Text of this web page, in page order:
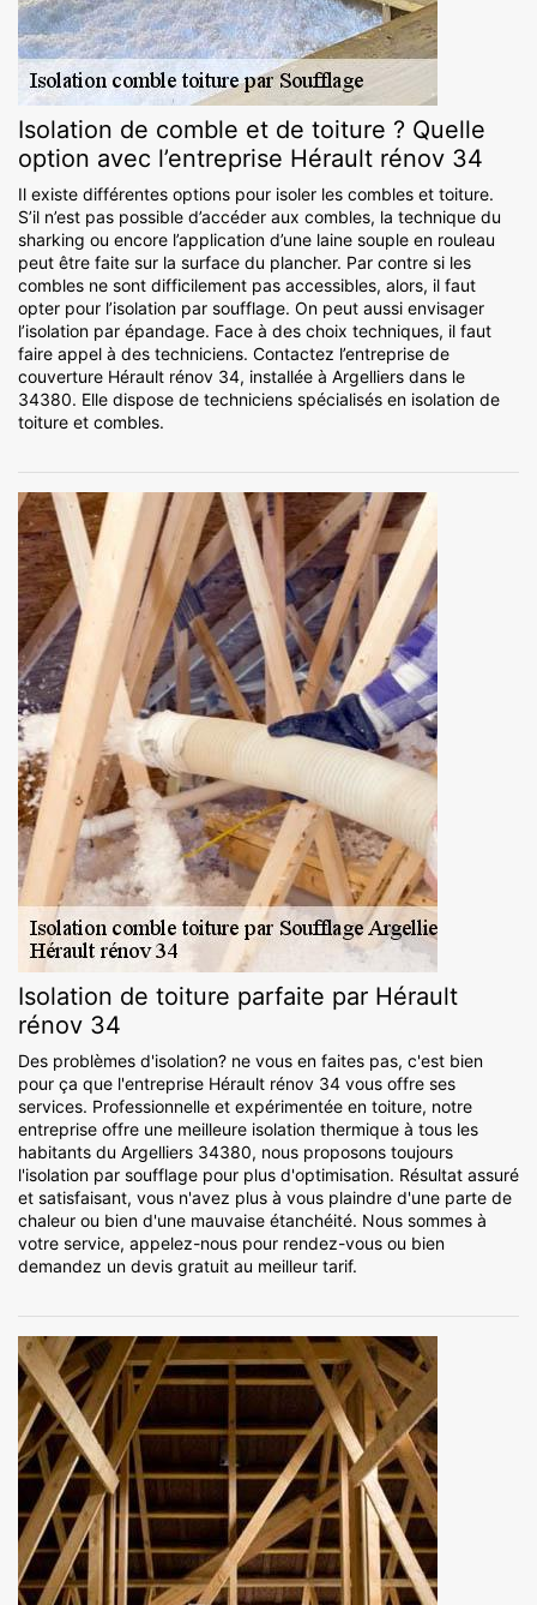
Isolation de comble et de toiture ? Quelle
option avec l’entreprise Hérault rénov 34
Il existe différentes options pour isoler les combles et toiture.
S’il n’est pas possible d’accéder aux combles, la technique du
sharking ou encore l’application d’une laine souple en rouleau
peut être faite sur la surface du plancher. Par contre si les
combles ne sont difficilement pas accessibles, alors, il faut
opter pour l’isolation par soufflage. On peut aussi envisager
l’isolation par épandage. Face à des choix techniques, il faut
faire appel à des techniciens. Contactez l’entreprise de
couverture Hérault rénov 34, installée à Argelliers dans le
34380. Elle dispose de techniciens spécialisés en isolation de
toiture et combles.
Isolation de toiture parfaite par Hérault
rénov 34
Des problèmes d'isolation? ne vous en faites pas, c'est bien
pour ça que l'entreprise Hérault rénov 34 vous offre ses
services. Professionnelle et expérimentée en toiture, notre
entreprise offre une meilleure isolation thermique à tous les
habitants du Argelliers 34380, nous proposons toujours
l'isolation par soufflage pour plus d'optimisation. Résultat assuré
et satisfaisant, vous n'avez plus à vous plaindre d'une parte de
chaleur ou bien d'une mauvaise étanchéité. Nous sommes à
votre service, appelez-nous pour rendez-vous ou bien
demandez un devis gratuit au meilleur tarif.